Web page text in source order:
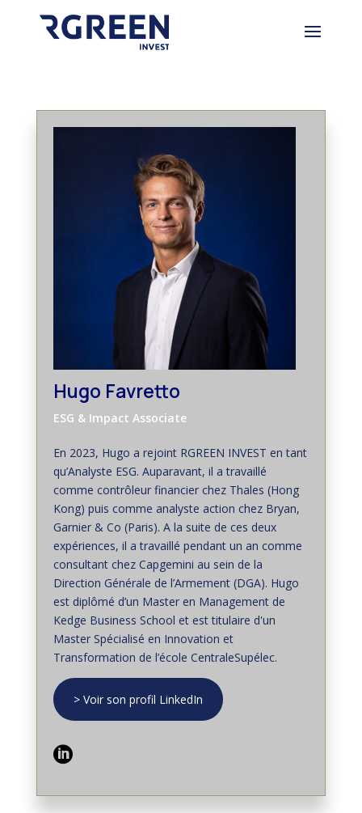
Hugo Favretto
ESG & Impact Associate
En 2023, Hugo a rejoint RGREEN INVEST en tant
qu’Analyste ESG. Auparavant, il a travaillé
comme contrôleur financier chez Thales (Hong
Kong) puis comme analyste action chez Bryan,
Garnier & Co (Paris). A la suite de ces deux
expériences, il a travaillé pendant un an comme
consultant chez Capgemini au sein de la
Direction Générale de l’Armement (DGA). Hugo
est diplômé d’un Master en Management de
Kedge Business School et est titulaire d'un
Master Spécialisé en Innovation et
Transformation de l’école CentraleSupélec.
> Voir son profil LinkedIn
